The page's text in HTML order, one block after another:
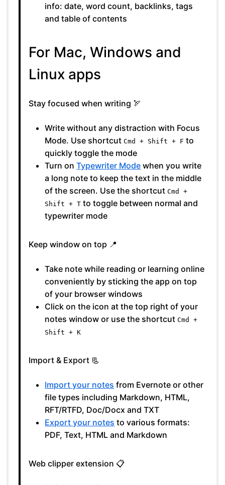
info: date, word count, backlinks, tags
and table of contents
For Mac, Windows and
Linux apps
Stay focused when writing 🏹
Write without any distraction with Focus
Mode. Use shortcutCmd + Shift + F to
quickly toggle the mode
Turn onTypewriter Mode when you write
a long note to keep the text in the middle
of the screen. Use the shortcutCmd +
Shift + T to toggle between normal and
typewriter mode
Keep window on top 📍
Take note while reading or learning online
conveniently by sticking the app on top
of your browser windows
Click on the icon at the top right of your
notes window or use the shortcutCmd +
Shift + K
Import & Export 📃
Import your notes from Evernote or other
file types including Markdown, HTML,
RFT/RTFD, Doc/Docx and TXT
Export your notes to various formats:
PDF, Text, HTML and Markdown
Web clipper extension 📋